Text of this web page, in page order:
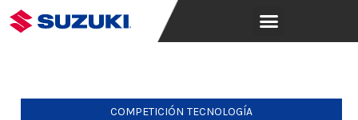
COMPETICIÓN TECNOLOGÍA